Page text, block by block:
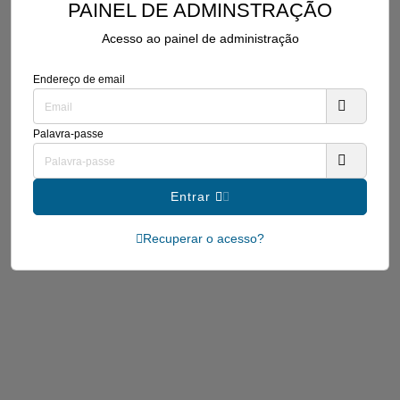
PAINEL DE ADMINSTRAÇÃO
Acesso ao painel de administração
Endereço de email
Palavra-passe
Entrar
Recuperar o acesso?